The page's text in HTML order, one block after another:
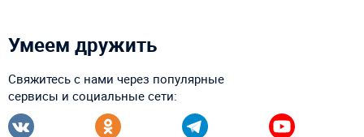
Умеем дружить
Свяжитесь с нами через популярные
сервисы и социальные сети: